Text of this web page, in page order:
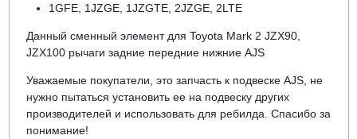
1GFE, 1JZGE, 1JZGTE, 2JZGE, 2LTE
Данный сменный элемент для Toyota Mark 2 JZX90,
JZX100 рычаги задние передние нижние AJS
Уважаемые покупатели, это запчасть к подвеске AJS, не
нужно пытаться установить ее на подвеску других
производителей и использовать для ребилда. Спасибо за
понимание!